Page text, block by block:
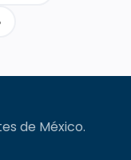
de México.